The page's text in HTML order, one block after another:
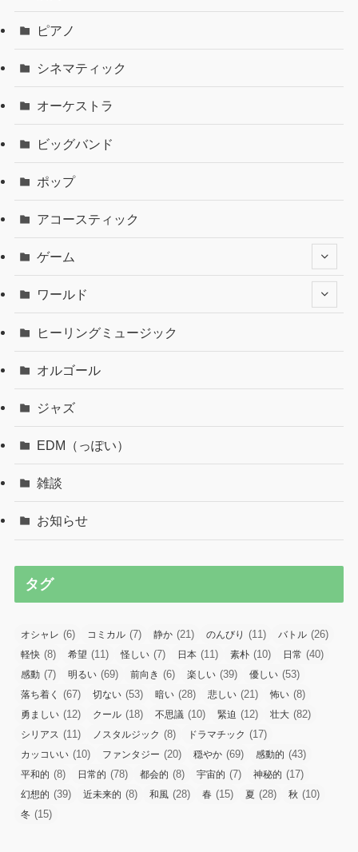
ピアノ
シネマティック
オーケストラ
ビッグバンド
ポップ
アコースティック
ゲーム
ワールド
ヒーリングミュージック
オルゴール
ジャズ
EDM（っぽい）
雑談
お知らせ
タグ
オシャレ (6) コミカル (7) 静か (21) のんびり (11) バトル (26)
軽快 (8) 希望 (11) 怪しい (7) 日本 (11) 素朴 (10) 日常 (40)
感動 (7) 明るい (69) 前向き (6) 楽しい (39) 優しい (53)
落ち着く (67) 切ない (53) 暗い (28) 悲しい (21) 怖い (8)
勇ましい (12) クール (18) 不思議 (10) 緊迫 (12) 壮大 (82)
シリアス (11) ノスタルジック (8) ドラマチック (17)
カッコいい (10) ファンタジー (20) 穏やか (69) 感動的 (43)
平和的 (8) 日常的 (78) 都会的 (8) 宇宙的 (7) 神秘的 (17)
幻想的 (39) 近未来的 (8) 和風 (28) 春 (15) 夏 (28) 秋 (10)
冬 (15)